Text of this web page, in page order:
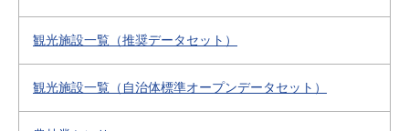
観光施設一覧（推奨データセット）
観光施設一覧（自治体標準オープンデータセット）